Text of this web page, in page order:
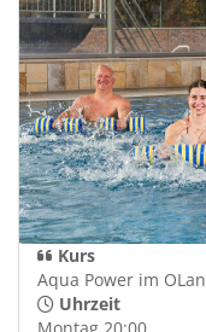
Kurs
Aqua Power im
Uhrzeit